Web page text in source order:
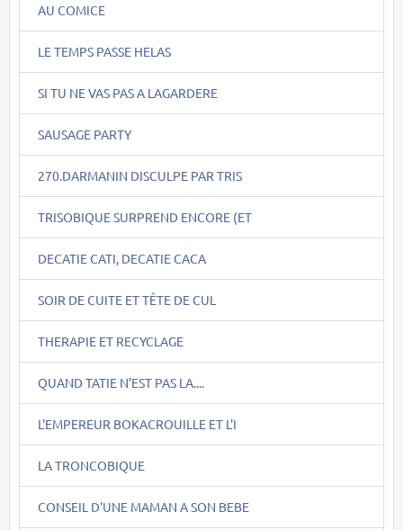
AU COMICE
LE TEMPS PASSE HELAS
SI TU NE VAS PAS A LAGARDERE
SAUSAGE PARTY
270.DARMANIN DISCULPE PAR TRIS
TRISOBIQUE SURPREND ENCORE (ET
DECATIE CATI, DECATIE CACA
SOIR DE CUITE ET TÊTE DE CUL
THERAPIE ET RECYCLAGE
QUAND TATIE N'EST PAS LA....
L'EMPEREUR BOKACROUILLE ET L'I
LA TRONCOBIQUE
CONSEIL D'UNE MAMAN A SON BEBE